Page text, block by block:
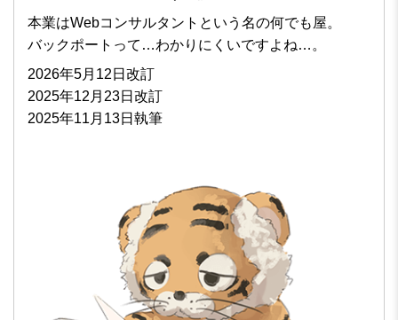
本業はWebコンサルタントという名の何でも屋。
バックポートって…わかりにくいですよね…。
2026年5月12日改訂
2025年12月23日改訂
2025年11月13日執筆